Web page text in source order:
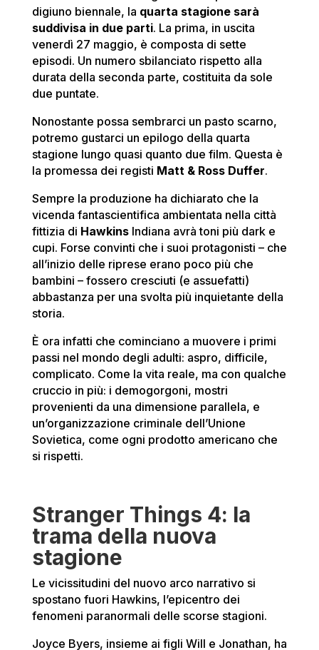
digiuno biennale, la quarta stagione sarà
suddivisa in due parti. La prima, in uscita
venerdì 27 maggio, è composta di sette
episodi. Un numero sbilanciato rispetto alla
durata della seconda parte, costituita da sole
due puntate.
Nonostante possa sembrarci un pasto scarno,
potremo gustarci un epilogo della quarta
stagione lungo quasi quanto due film. Questa è
la promessa dei registi Matt & Ross Duffer.
Sempre la produzione ha dichiarato che la
vicenda fantascientifica ambientata nella città
fittizia di HawkinsIndiana avrà toni più dark e
cupi. Forse convinti che i suoi protagonisti – che
all’inizio delle riprese erano poco più che
bambini – fossero cresciuti (e assuefatti)
abbastanza per una svolta più inquietante della
storia.
È ora infatti che cominciano a muovere i primi
passi nel mondo degli adulti: aspro, difficile,
complicato. Come la vita reale, ma con qualche
cruccio in più: i demogorgoni, mostri
provenienti da una dimensione parallela, e
un’organizzazione criminale dell’Unione
Sovietica, come ogni prodotto americano che
si rispetti.
Stranger Things 4: la
trama della nuova
stagione
Le vicissitudini del nuovo arco narrativo si
spostano fuori Hawkins, l’epicentro dei
fenomeni paranormali delle scorse stagioni.
Joyce Byers, insieme ai figli Will e Jonathan, ha